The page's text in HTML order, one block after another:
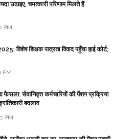
उठाइए, चमत्कारी परिणाम मिलते हैं
PM
विशेष शिक्षक पात्रता विवाद पहुँचा हाई कोर्ट;
PM
सेवानिवृत्त कर्मचारियों की पेंशन प्रक्रिया
बदलाव
PM